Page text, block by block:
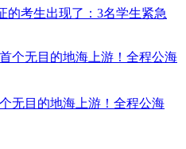
的考生出现了：3名学生紧急
无目的地海上游！全程公海